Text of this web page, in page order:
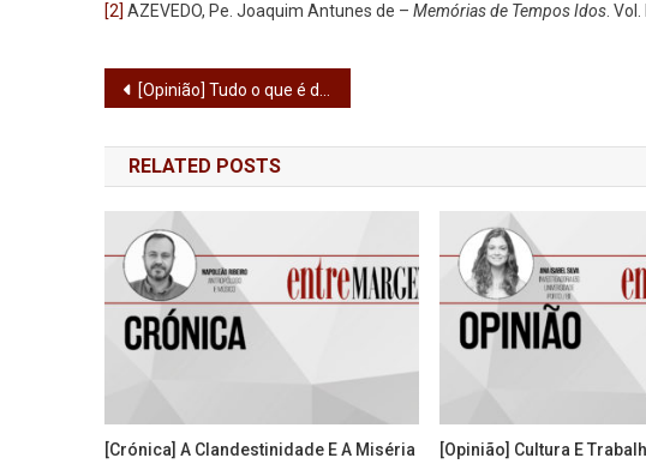
[2] AZEVEDO, Pe. Joaquim Antunes de – Memórias de Tempos Idos.
Navegação
de
artigos
[Opinião] Tudo o que é demais, é demais
RELATED POSTS
[Crónica] A Clandestinidade E A Miséria
[Opinião] Cultura E